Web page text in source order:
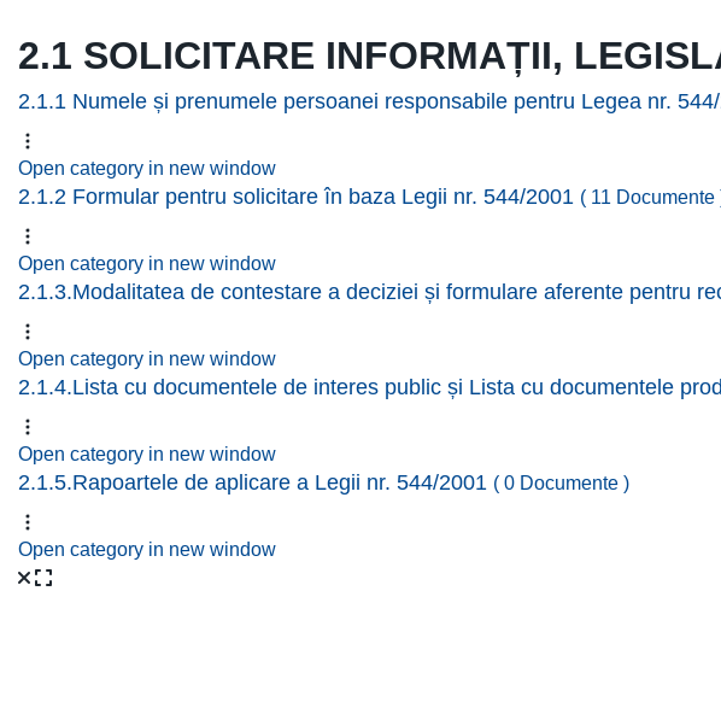
2.1 SOLICITARE INFORMAȚII,
2.1.1 Numele și prenumele persoanei responsabile pentru Legea nr.
Open category in new window
2.1.2 Formular pentru solicitare în baza Legii nr. 544/2001 ( 11 Documente
Open category in new window
2.1.3.Modalitatea de contestare a deciziei și formulare aferente pentru
Open category in new window
2.1.4.Lista cu documentele de interes public și Lista cu documentele
Open category in new window
2.1.5.Rapoartele de aplicare a Legii nr. 544/2001 ( 0 Documente )
Open category in new window